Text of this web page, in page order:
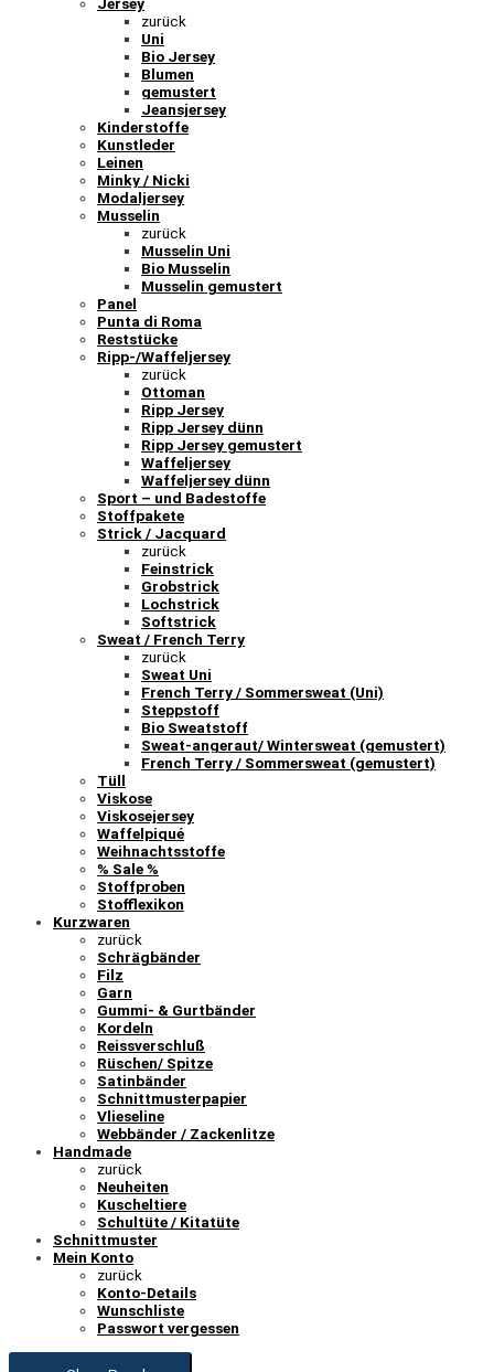
Jersey
zurück
Uni
Bio Jersey
Blumen
gemustert
Jeansjersey
Kinderstoffe
Kunstleder
Leinen
Minky / Nicki
Modaljersey
Musselin
zurück
Musselin Uni
Bio Musselin
Musselin gemustert
Panel
Punta di Roma
Reststücke
Ripp-/Waffeljersey
zurück
Ottoman
Ripp Jersey
Ripp Jersey dünn
Ripp Jersey gemustert
Waffeljersey
Waffeljersey dünn
Sport – und Badestoffe
Stoffpakete
Strick / Jacquard
zurück
Feinstrick
Grobstrick
Lochstrick
Softstrick
Sweat / French Terry
zurück
Sweat Uni
French Terry / Sommersweat (Uni)
Steppstoff
Bio Sweatstoff
Sweat-angeraut/ Wintersweat (gemustert)
French Terry / Sommersweat (gemustert)
Tüll
Viskose
Viskosejersey
Waffelpiqué
Weihnachtsstoffe
% Sale %
Stoffproben
Stofflexikon
Kurzwaren
zurück
Schrägbänder
Filz
Garn
Gummi- & Gurtbänder
Kordeln
Reissverschluß
Rüschen/ Spitze
Satinbänder
Schnittmusterpapier
Vlieseline
Webbänder / Zackenlitze
Handmade
zurück
Neuheiten
Kuscheltiere
Schultüte / Kitatüte
Schnittmuster
Mein Konto
zurück
Konto-Details
Wunschliste
Passwort vergessen